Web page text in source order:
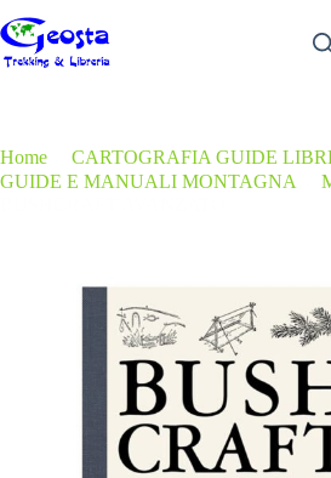
al
contenuto
Home CARTOGRAFIA GUIDE
GUIDE E MANUALI MONTAGNA